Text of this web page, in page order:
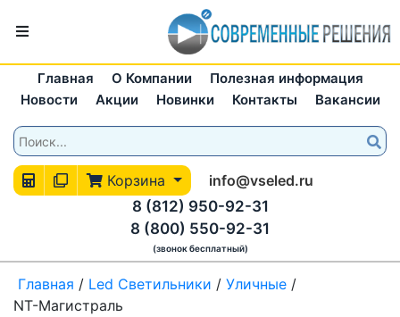
Главная О Компании
Полезная информация
Новости
Акции Новинки Контакты Вакансии
Корзина
info@vseled.ru
8 (812) 950-92-31
8 (800) 550-92-31
(звонок бесплатный)
Главная / Led Светильники / Уличные /
NT-Магистраль